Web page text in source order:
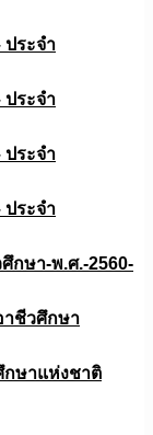
ระจำ
ระจำ
ระจำ
ระจำ
กษา-พ.ศ.-2560-
ชีวศึกษา
ษาแห่งชาติ